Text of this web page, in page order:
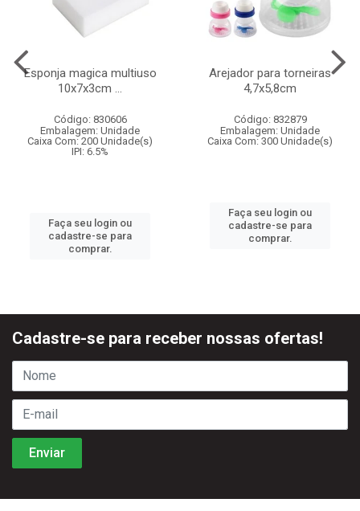
Esponja magica multiuso
10x7x3cm ...
Código: 830606
Embalagem: Unidade
Caixa Com: 200 Unidade(s)
IPI: 6.5%
Faça seu login ou
cadastre-se para
comprar.
Arejador para torneiras
4,7x5,8cm
Código: 832879
Embalagem: Unidade
Caixa Com: 300 Unidade(s)
Faça seu login ou
cadastre-se para
comprar.
Cadastre-se para receber nossas ofertas!